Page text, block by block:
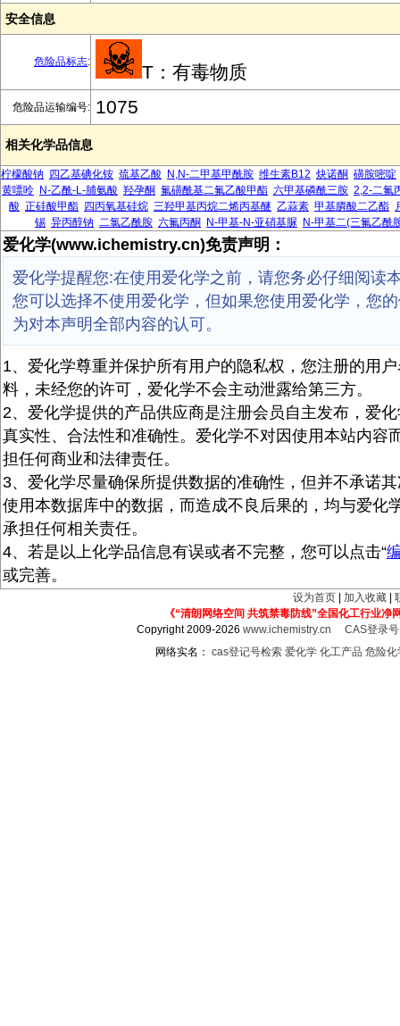
安全信息
危险品标志: T：有毒物质
危险品运输编号: 1075
相关化学品信息
柠檬酸钠 四乙基碘化铵 巯基乙酸 N,N-二甲基甲酰胺 维生素B12 炔诺酮 磺胺嘧啶
黄嘌呤 N-乙酰-L-脯氨酸 羟孕酮 氟磺酰基二氟乙酸甲酯 六甲基磷酰三胺 2,2-二氟
酸 正硅酸甲酯 四丙氧基硅烷 三羟甲基丙烷二烯丙基醚 乙蒜素 甲基膦酸二乙酯
锡 异丙醇钠 二氯乙酰胺 六氟丙酮 N-甲基-N-亚硝基脲 N-甲基二(三氟乙酰
爱化学(www.ichemistry.cn)免责声明：
爱化学提醒您:在使用爱化学之前，请您务必仔细阅读
您可以选择不使用爱化学，但如果您使用爱化学，您
为对本声明全部内容的认可。
1、爱化学尊重并保护所有用户的隐私权，您注册的用
料，未经您的许可，爱化学不会主动泄露给第三方。
2、爱化学提供的产品供应商是注册会员自主发布，爱
真实性、合法性和准确性。爱化学不对因使用本站内容
担任何商业和法律责任。
3、爱化学尽量确保所提供数据的准确性，但并不承诺
使用本数据库中的数据，而造成不良后果的，均与爱化
承担任何相关责任。
4、若是以上化学品信息有误或者不完整，您可以点击“
或完善。
设为首页 加入收藏
《“清朗网络空间 共筑禁毒防线”全国化工行业净
Copyright 2009-2026www.ichemistry.cn
CAS登录
网络实名： cas登记号检索 爱化学 化工产品 危险化